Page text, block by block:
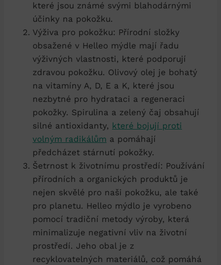
které jsou známé svými blahodárnými
účinky na pokožku.
Výživa pro pokožku: Přírodní složky
obsažené v Helleo mýdle mají řadu
výživných vlastnosti, které podporují
zdravou pokožku. Olivový olej je bohatý
na vitamíny A, D, E a K, které jsou
nezbytné pro hydrataci a regeneraci
pokožky. Spirulina a zelený čaj obsahují
silné antioxidanty, které bojují proti
volným radikálům a pomáhají
předcházet stárnutí pokožky.
Šetrnost k životnímu prostředí: Používání
přírodních a organických produktů je
nejen skvělé pro naši pokožku, ale také
pro planetu. Helleo mýdlo je vyrobeno
pomocí tradiční metody výroby, která
minimalizuje negativní vliv na životní
prostředí. Jeho obal je z
recyklovatelných materiálů, což pomáhá